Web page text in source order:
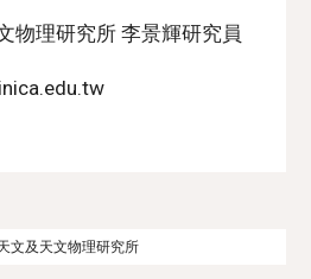
物理研究所 李景輝研究員
文及天文物理研究所